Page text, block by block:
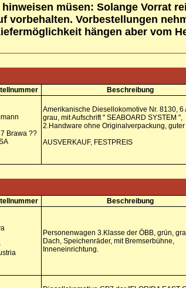
müsen: Solange Vorrat
vorbehalten. Vorbestellungen
hängen aber vom
Beschreibung
Brawa ??
Amerikanische Diesellokomotive Nr. 8130, 6
grau, mit Aufschrift " SEABOARD SYSTEM ",
2.Handware ohne Originalverpackung, guter
AUSVERKAUF, FESTPREIS
Beschreibung
Personenwagen 3.Klasse der ÖBB, grün,
Dach, Speichenräder, mit Bremserbühne,
Inneneinrichtung.